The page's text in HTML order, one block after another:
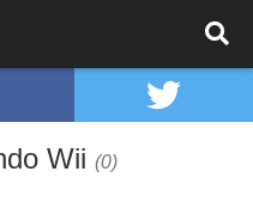
Wii (0)